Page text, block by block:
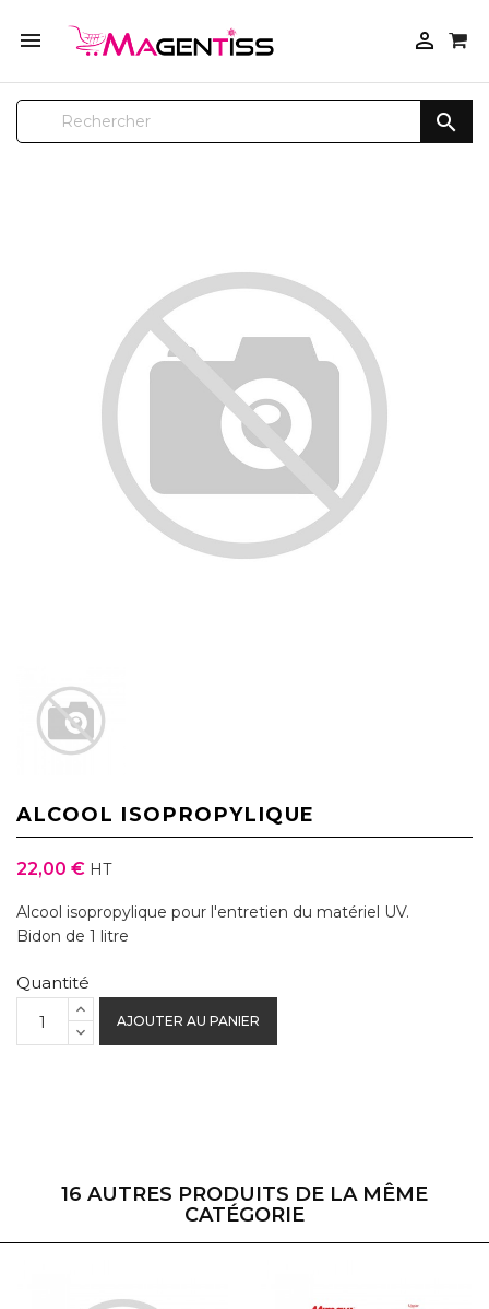
 

ALCOOL ISOPROPYLIQUE
22,00 € HT
Alcool isopropylique pour l'entretien du matériel UV.
Bidon de 1 litre
Quantité
AJOUTER AU PANIER
16 AUTRES PRODUITS DE LA MÊME
CATÉGORIE